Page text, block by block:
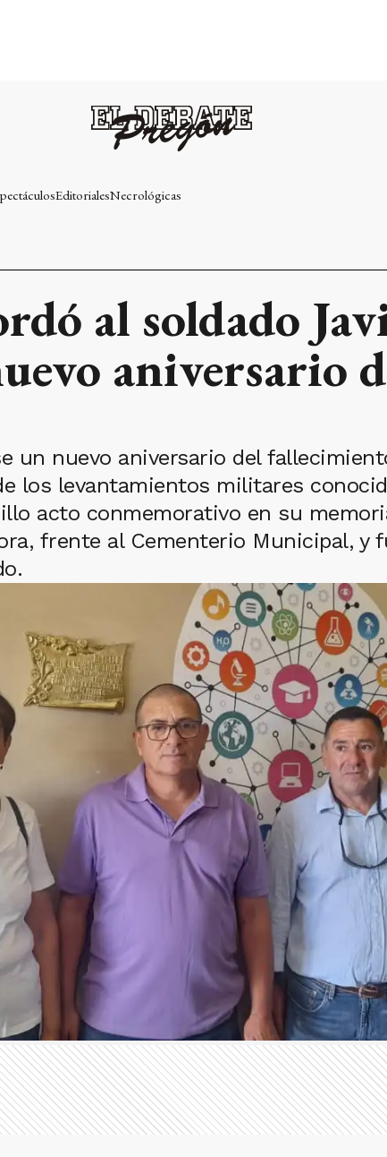
EditorialesNecrológicas
al soldado
aniversario
un nuevo aniversario del
los levantamientos militares
acto conmemorativo en su
frente al Cementerio Municipal, y